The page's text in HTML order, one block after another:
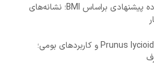
افزایش وزن در بارداری؛ محدوده پیشنهادی براساس BMI؛ نشانه‌های
خواص گیاه تنگرس؛ معرفی Prunus lycioides و کاربردهای بومی؛